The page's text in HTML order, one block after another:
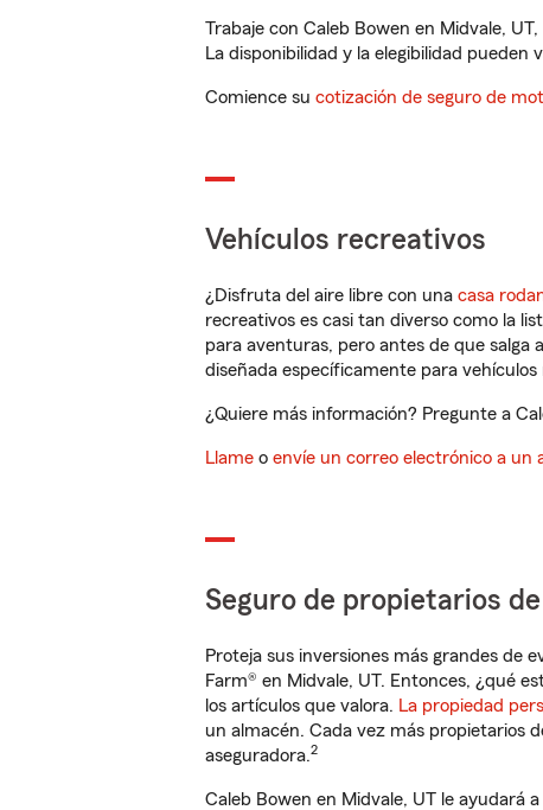
Trabaje con Caleb Bowen en Midvale,
La disponibilidad y la elegibilidad pueden
Comience su cotización de seguro de
Vehículos recreativos
¿Disfruta del aire libre con una casa
recreativos es casi tan diverso como la
para aventuras, pero antes de que salga
diseñada específicamente para
¿Quiere más información? Pregunte a
Llame o envíe un correo electrónico a un
Seguro de propietarios
Proteja sus inversiones más grandes de
Farm® en Midvale, UT. Entonces, ¿qué
los artículos que valora. La propiedad
un almacén. Cada vez más propietarios
aseguradora.2
Caleb Bowen en Midvale, UT le ayudará